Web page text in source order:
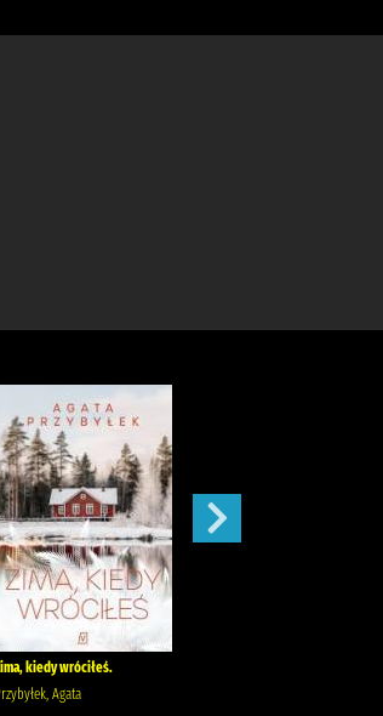
kiedy wróciłeś.
Agata